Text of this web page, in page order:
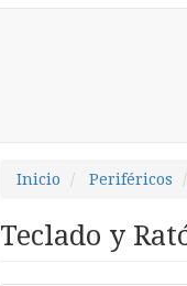
Inicio Periféricos
Teclado y